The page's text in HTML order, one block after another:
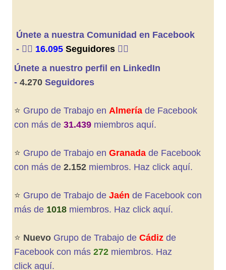
Únete a nuestra Comunidad en Facebook
- 👍🏼 16.095Seguidores👍🏼
Únete a nuestro perfil en LinkedIn
-4.270 Seguidores
⭐️ Grupo de Trabajo en Almeríade Facebook
con más de 31.439miembros aquí.
⭐️ Grupo de Trabajo en Granada de Facebook
con más de 2.152 miembros. Haz click aquí.
⭐️ Grupo de Trabajo de Jaén de Facebook con
más de 1018miembros. Haz click aquí.
⭐️ Nuevo Grupo de Trabajo de Cádiz de
Facebook con más 272miembros. Haz
click aquí.